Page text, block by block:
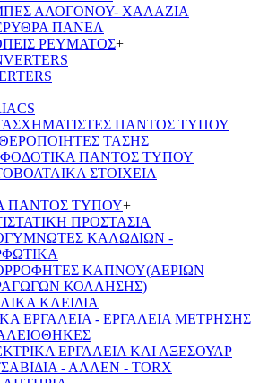
ΑΛΟΓΟΝΟΥ- ΧΑΛΑΖΙΑ
ΠΑΝΕΛ
ΡΕΥΜΑΤΟΣ+
ΠΑΝΤΟΣ ΤΥΠΟΥ
ΤΑΣΗΣ
ΠΑΝΤΟΣ ΤΥΠΟΥ
ΣΤΟΙΧΕΙΑ
ΠΑΝΤΟΣ ΤΥΠΟΥ+
ΠΡΟΣΤΑΣΙΑ
ΚΑΛΩΔΙΩΝ -
ΚΑΠΝΟΥ(ΑΕΡΙΩΝ
ΚΟΛΛΗΣΗΣ)
ΚΛΕΙΔΙΑ
ΕΡΓΑΛΕΙΑ - ΕΡΓΑΛΕΙΑ ΜΕΤΡΗΣΗΣ
ΕΡΓΑΛΕΙΑ ΚΑΙ ΑΞΕΣΟΥΑΡ
- ΑΛΛΕΝ - TORX